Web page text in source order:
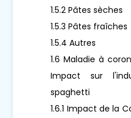
1.5.2 Pâtes sèches
1.5.3 Pâtes fraîches
1.5.4 Autres
1.6 Maladie à
Impact sur
spaghetti
1.6.1 Impact de la